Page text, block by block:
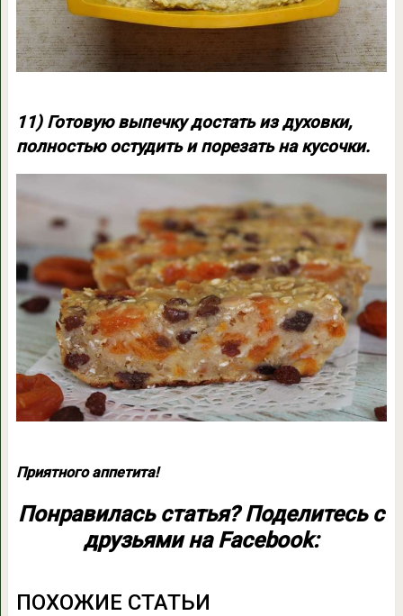
11) Готовую выпечку достать из духовки,
полностью остудить и порезать на кусочки.
Приятного аппетита!
Понравилась статья? Поделитесь с
друзьями на Facebook:
ПОХОЖИЕ СТАТЬИ